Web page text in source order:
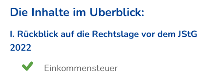
Die Inhalte im Überblick:
I. Rückblick auf die Rechtslage vor dem JStG
2022
Einkommensteuer